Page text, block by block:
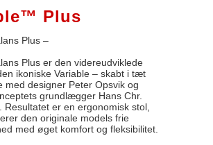
Plus
Plus –
Plus er den videreudviklede
ikoniske Variable – skabt i tæt
med designer Peter Opsvik og
grundlægger Hans Chr.
Resultatet er en ergonomisk stol,
den originale models frie
med øget komfort og fleksibilitet.